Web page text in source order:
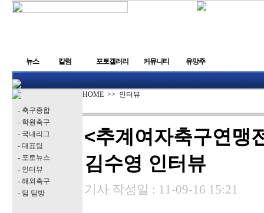
뉴스 칼럼 포토갤러리 커뮤니티 유망주
- 축구종합
- 학원축구
- 국내리그
- 대표팀
- 포토뉴스
- 인터뷰
- 해외축구
- 팀 탐방
HOME >> 인터뷰
<추계여자축구연맹
김수영 인터뷰
기사 작성일 : 11-09-16 15:21